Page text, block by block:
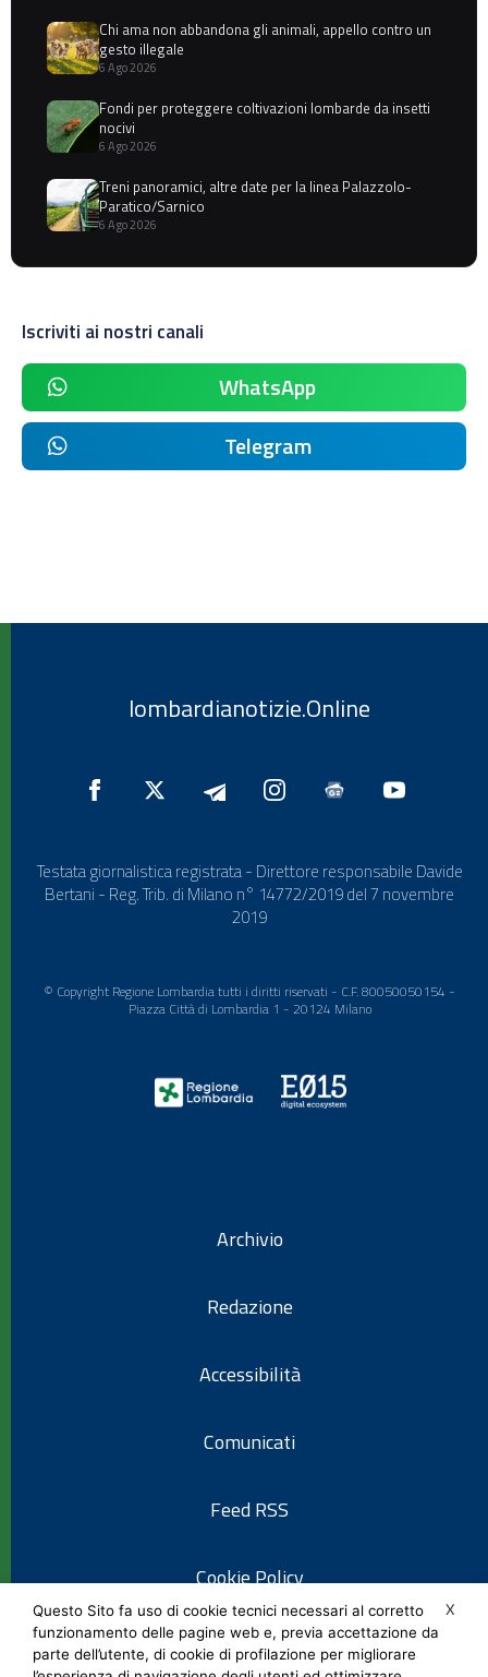
Chi ama non abbandona gli animali, appello contro un
gesto illegale
6 Ago 2026
Fondi per proteggere coltivazioni lombarde da insetti
nocivi
6 Ago 2026
Treni panoramici, altre date per la linea Palazzolo-
Paratico/Sarnico
6 Ago 2026
Iscriviti ai nostri canali
WhatsApp
Telegram
lombardianotizie.Online
Testata giornalistica registrata - Direttore responsabile Davide
Bertani - Reg. Trib. di Milano n° 14772/2019 del 7 novembre
2019
© Copyright Regione Lombardia tutti i diritti riservati - C.F. 80050050154 -
Piazza Città di Lombardia 1 - 20124 Milano
Archivio
Redazione
Accessibilità
Comunicati
Feed RSS
Cookie Policy
Informativa privacy
X
Questo Sito fa uso di cookie tecnici necessari al corretto
funzionamento delle pagine web e, previa accettazione da
parte dell’utente, di cookie di profilazione per migliorare